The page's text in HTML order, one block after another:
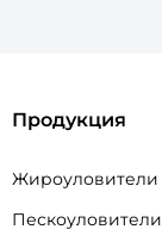
Продукция
Жироуловители
Пескоуловители